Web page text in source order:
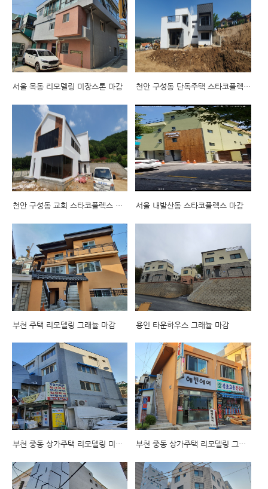
서울 목동 리모델링 미장스톤 마감 천안 구성동 단독주택 스타코플렉스 마감
천안 구성동 교회 스타코플렉스 마감 서울 내발산동 스타코플렉스 마감
부천 주택 리모델링 그래뉼 마감 용인 타운하우스 그래뉼 마감
부천 중동 상가주택 리모델링 미장스톤 마감 부천 중동 상가주택 리모델링 그래뉼 마감